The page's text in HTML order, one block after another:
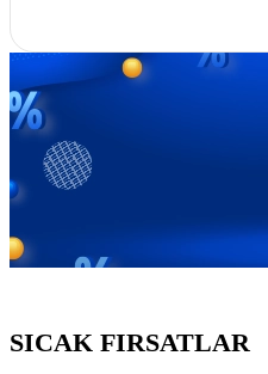
SICAK FIRSATLAR